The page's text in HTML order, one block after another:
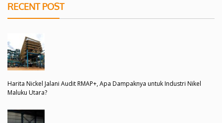
RECENT POST
Harita Nickel Jalani Audit RMAP+, Apa Dampaknya untuk Industri Nikel
Maluku Utara?